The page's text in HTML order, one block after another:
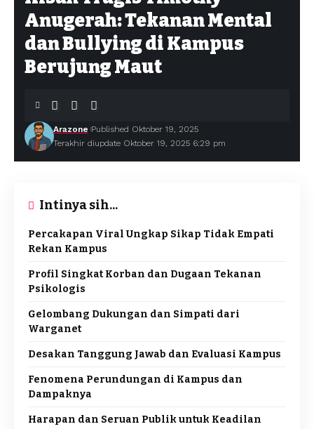
Anugerah: Tekanan Mental
dan Bullying di Kampus
Berujung Maut
Terakhir diupdate Oktober 19, 2025 6:29 pm
Arazone Published Oktober 19, 2025
Intinya sih...
Percakapan Viral Ungkap Sikap Tidak Empati
Rekan Kampus
Profil Singkat Korban dan Dugaan Tekanan
Psikologis
Gelombang Dukungan dan Simpati dari
Warganet
Desakan Tanggung Jawab dan Evaluasi Kampus
Fenomena Perundungan di Kampus dan
Dampaknya
Harapan dan Seruan Publik untuk Keadilan